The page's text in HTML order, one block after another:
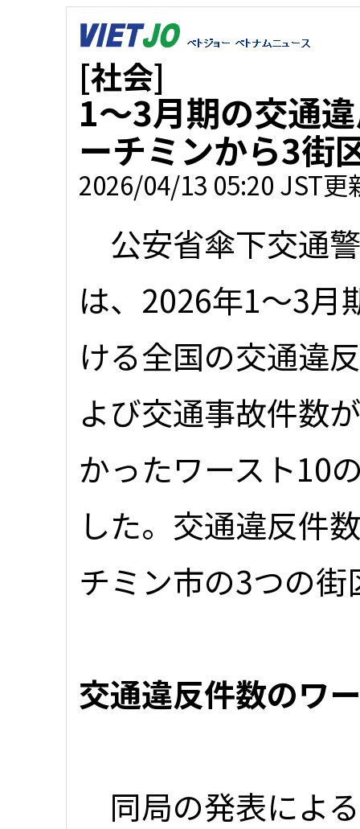
[社会]
1～3月期の交通
ーチミンから3街
2026/04/13 05:20 JST更
公安省傘下交通
は、2026年1～3月
ける全国の交通違
よび交通事故件数
かったワースト10
した。交通違反件
チミン市の3つの
交通違反件数のワ
同局の発表によ